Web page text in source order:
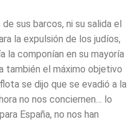
sus barcos, ni su salida el
la expulsión de los judíos,
la componían en su mayoría
también el máximo objetivo
se dijo que se evadió a la
no nos conciernen… lo
España, no nos han